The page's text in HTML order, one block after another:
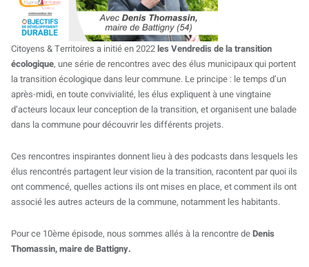
Citoyens & Territoires a initié en 2022les Vendredis de la transition
écologique, une série de rencontres avec des élus municipaux qui portent
la transition écologique dans leur commune. Le principe : le temps d’un
après-midi, en toute convivialité, les élus expliquent à une vingtaine
d’acteurs locaux leur conception de la transition, et organisent une balade
dans la commune pour découvrir les différents projets.
Ces rencontres inspirantes donnent lieu à des podcasts dans lesquels les
élus rencontrés partagent leur vision de la transition, racontent par quoi ils
ont commencé, quelles actions ils ont mises en place, et comment ils ont
associé les autres acteurs de la commune, notamment les habitants.
Pour ce 10ème épisode, nous sommes allés à la rencontre deDenis
Thomassin, maire de Battigny.